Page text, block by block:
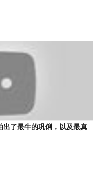
出了最牛的巩俐，以及最真